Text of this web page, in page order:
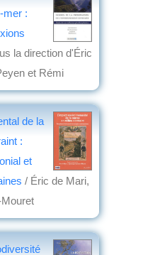
mer :
la direction d'Éric
et Rémi
de la
:
et
/ Éric de Mari,